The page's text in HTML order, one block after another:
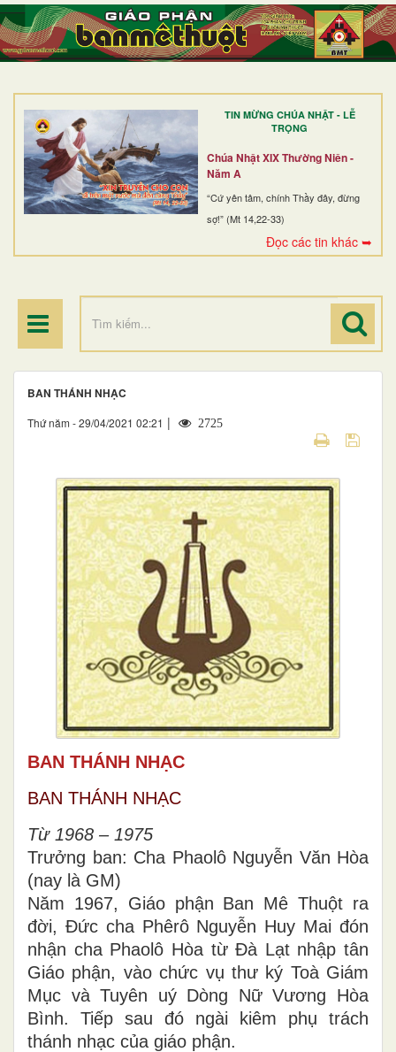
TIN MỪNG CHÚA NHẬT - LỄ
TRỌNG
Chúa Nhật XIX Thường Niên -
Năm A
“Cứ yên tâm, chính Thầy đây, đừng
sợ!” (Mt 14,22-33)
Đọc các tin khác ➥
TRANG NHẤT
GIỚI THIỆU
DÒNG TU
BAN MỤC VỤ
ĐOÀN THỂ CG
ĐIỂM HÀNH HƯƠNG
BAN THÁNH NHẠC
Thứ năm - 29/04/2021 02:21 | 2725
BAN THÁNH NHẠC
BAN THÁNH NHẠC
Từ 1968 – 1975
Trưởng ban: Cha Phaolô Nguyễn Văn Hòa
(nay là GM)
Năm 1967, Giáo phận Ban Mê Thuột ra
đời, Đức cha Phêrô Nguyễn Huy Mai đón
nhận cha Phaolô Hòa từ Đà Lạt nhập tân
Giáo phận, vào chức vụ thư ký Toà Giám
Mục và Tuyên uý Dòng Nữ Vương Hòa
Bình. Tiếp sau đó ngài kiêm phụ trách
thánh nhạc của giáo phận.